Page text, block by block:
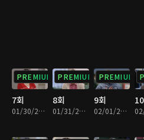
PREMIUM
7회
01/30/2024 • 33분
PREMIUM
8회
01/31/2024 • 32분
PREMIUM
9회
02/01/2024 • 32분